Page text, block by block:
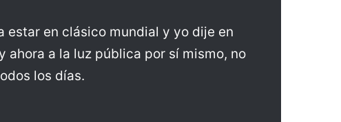
estar en clásico mundial y yo dije en
a la luz pública por sí mismo, no
los días.